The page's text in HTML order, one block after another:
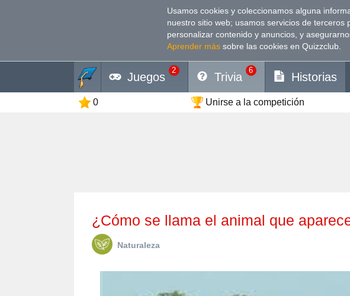
Usamos cookies y coleccionamos alguna
nuestro sitio web; usamos servicios de terceros
personalizar contenido y anuncios, y
Aprender más sobre las cookies en Quizzclub.
Juegos
2
Trivia
6
Historias
0 Unirse a la competición
¿Cómo se llama el animal que
Naturaleza